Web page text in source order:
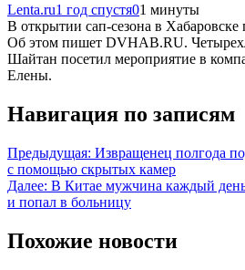
Lenta.ru1 год спустя01 минуты
В открытии сап-сезона в Хабаровске
Об этом пишет DVHAB.RU.
Шайтан посетил мероприятие в
Елены.
Навигация по записям
Предыдущая: Извращенец полгода
с помощью скрытых камер
Далее: В Китае мужчина каждый
и попал в больницу
Похожие новости